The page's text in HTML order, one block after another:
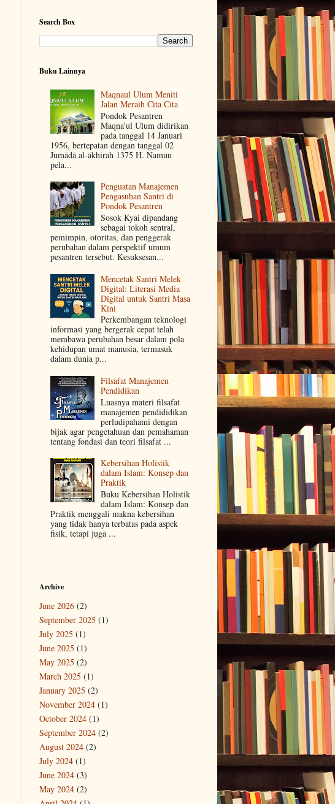
Search Box
Buku Lainnya
Maqnaul Ulum Meniti
Jalan Meraih Cita Cita
Pondok Pesantren
Maqna'ul Ulum didirikan
pada tanggal 14 Januari
1956, bertepatan dengan tanggal 02
Jumādā al-ākhirah 1375 H. Namun
pela...
Penguatan Manajemen
Pengasuhan Santri di
Pondok Pesantren
Sosok Kyai dipandang
sebagai tokoh sentral,
pemimpin, otoritas, dan penggerak
perubahan dalam perspektif umum
pesantren tersebut. Kesuksesan...
Mencetak Santri Melek
Digital: Literasi Media
Digital untuk Santri Masa
Kini
Perkembangan teknologi
informasi yang bergerak cepat telah
membawa perubahan besar dalam pola
kehidupan umat manusia, termasuk
dalam dunia p...
Filsafat Manajemen
Pendidikan
Luasnya materi filsafat
manajemen pendididikan
perludipahami dengan
bijak agar pengetahuan dan pemahaman
tentang fondasi dan teori filsafat ...
Kebersihan Holistik
dalam Islam: Konsep dan
Praktik
Buku Kebersihan Holistik
dalam Islam: Konsep dan
Praktik menggali makna kebersihan
yang tidak hanya terbatas pada aspek
fisik, tetapi juga ...
Archive
June 2026 (2)
September 2025 (1)
July 2025 (1)
June 2025 (1)
May 2025 (2)
March 2025 (1)
January 2025 (2)
November 2024 (1)
October 2024 (1)
September 2024 (2)
August 2024 (2)
July 2024 (1)
June 2024 (3)
May 2024 (2)